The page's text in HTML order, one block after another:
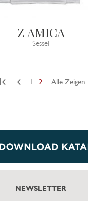
Z AMICA
Sessel
1 2 Alle Zeigen
NEWSLETTER